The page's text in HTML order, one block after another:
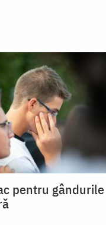
pentru